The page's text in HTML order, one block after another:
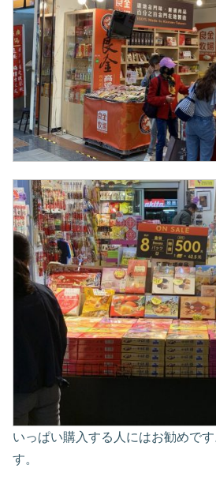
いっぱい購入する人にはお勧めで
す。